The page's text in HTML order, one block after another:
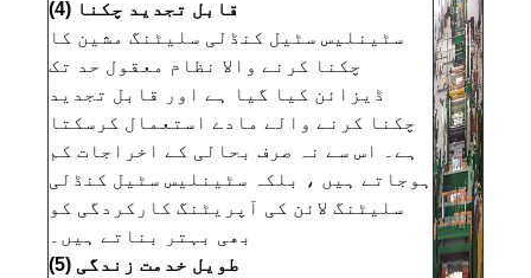
(4) قابل تجدید چکنا
سٹینلیس سٹیل کنڈلی سلیٹنگ مشین کا
چکنا کرنے والا نظام معقول حد تک
ڈیزائن کیا گیا ہے اور قابل تجدید
چکنا کرنے والے مادے استعمال کرسکتا
ہے۔ اس سے نہ صرف بحالی کے اخراجات کم
ہوجاتے ہیں ، بلکہ سٹینلیس سٹیل کنڈلی
سلیٹنگ لائن کی آپریٹنگ کارکردگی کو
بھی بہتر بناتے ہیں۔
(5) طویل خدمت زندگی